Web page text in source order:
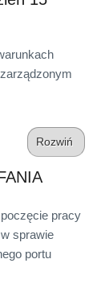
Rozwiń
pracy
sprawie
portu